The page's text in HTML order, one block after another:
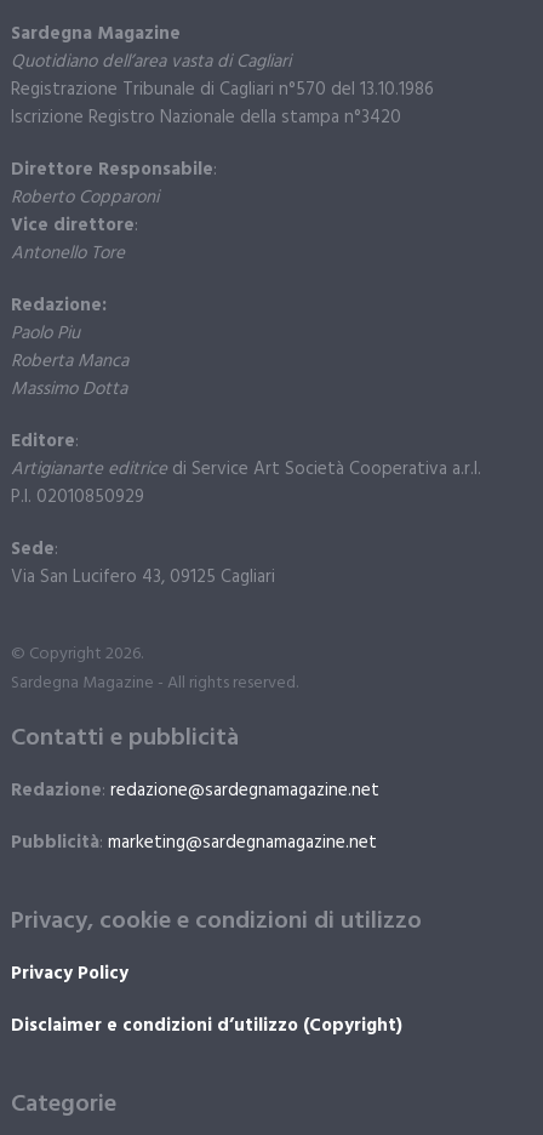
Sardegna Magazine
Quotidiano dell’area vasta di Cagliari
Registrazione Tribunale di Cagliari n°570 del 13.10.1986
Iscrizione Registro Nazionale della stampa n°3420
Direttore Responsabile:
Roberto Copparoni
Vice direttore:
Antonello Tore
Redazione:
Paolo Piu
Roberta Manca
Massimo Dotta
Editore:
Artigianarte editricedi Service Art Società Cooperativa a.r.l.
P.I. 02010850929
Sede:
Via San Lucifero 43, 09125 Cagliari
© Copyright 2026.
Sardegna Magazine - All rights reserved.
Contatti e pubblicità
Redazione: redazione@sardegnamagazine.net
Pubblicità: marketing@sardegnamagazine.net
Privacy, cookie e condizioni di utilizzo
Privacy Policy
Disclaimer e condizioni d’utilizzo (Copyright)
Categorie